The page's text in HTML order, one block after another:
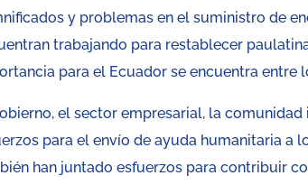
y problemas en el suministro de
trabajando para restablecer
para el Ecuador se encuentra entre
el sector empresarial, la
para el envío de ayuda humanitaria a
han juntado esfuerzos para contribuir